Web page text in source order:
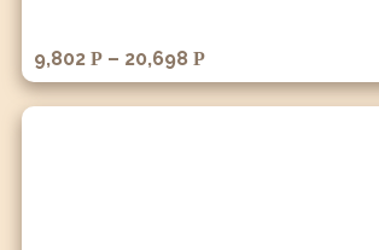
9,802 Р – 20,698 Р